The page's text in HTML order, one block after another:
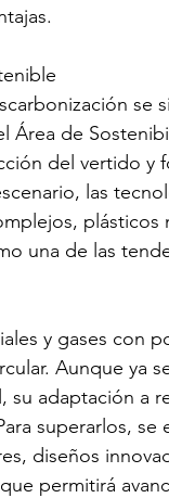
se
Área de
del vertido y
las
plásticos
una de las
y gases con
Aunque ya
su adaptación a
superarlos, se
diseños
permitirá